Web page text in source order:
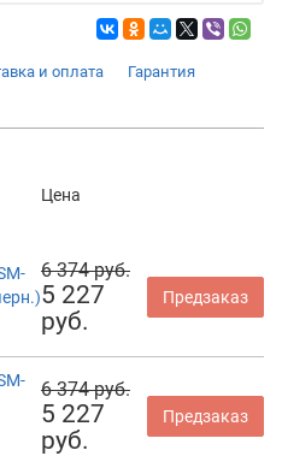
и оплата Гарантия
Цена
6 374 руб.
5 227
руб.
Предзаказ
6 374 руб.
5 227
руб.
Предзаказ